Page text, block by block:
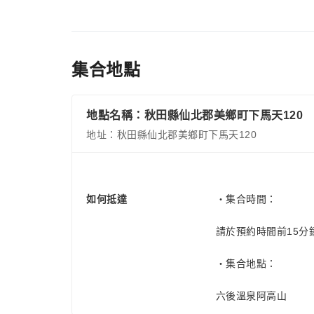
集合地點
地點名稱：秋田縣仙北郡美鄉町下馬天120
地址：秋田縣仙北郡美鄉町下馬天120
如何抵達 ・集合時間：
請於預約時間前15分
・集合地點：
六後溫泉阿高山